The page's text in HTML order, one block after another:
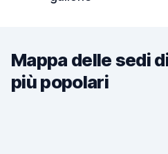
Mappa delle sedi
più popolari